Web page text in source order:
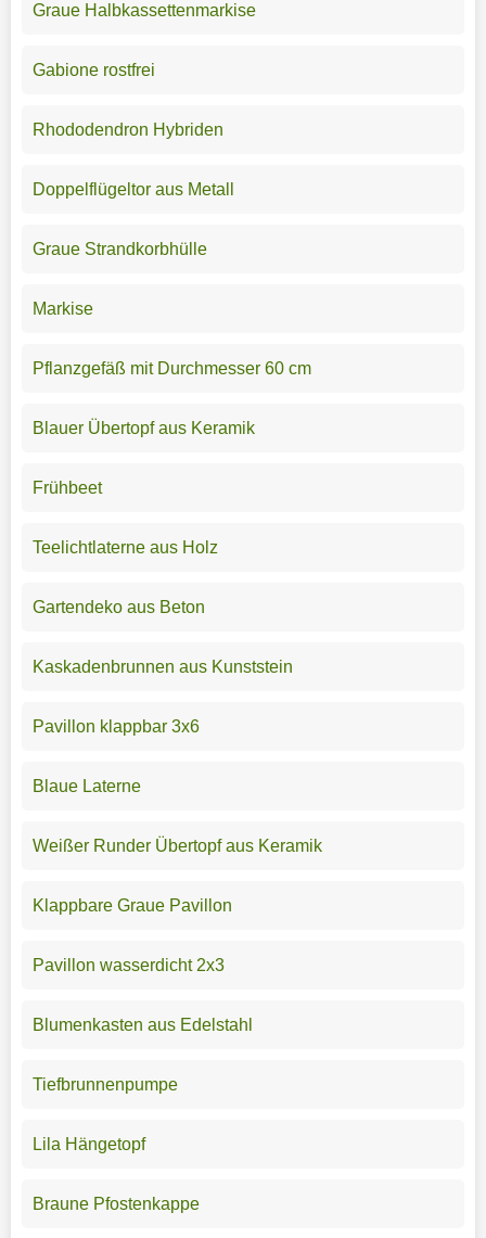
Graue Halbkassettenmarkise
Gabione rostfrei
Rhododendron Hybriden
Doppelflügeltor aus Metall
Graue Strandkorbhülle
Markise
Pflanzgefäß mit Durchmesser 60 cm
Blauer Übertopf aus Keramik
Frühbeet
Teelichtlaterne aus Holz
Gartendeko aus Beton
Kaskadenbrunnen aus Kunststein
Pavillon klappbar 3x6
Blaue Laterne
Weißer Runder Übertopf aus Keramik
Klappbare Graue Pavillon
Pavillon wasserdicht 2x3
Blumenkasten aus Edelstahl
Tiefbrunnenpumpe
Lila Hängetopf
Braune Pfostenkappe